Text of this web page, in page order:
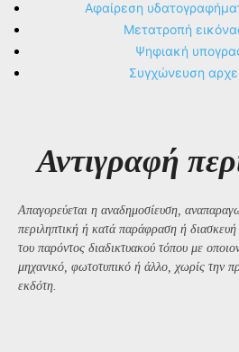
Αφαίρεση
Μετατροπή
Ψηφιακή
Συγχώνευση
Αντιγραφή
Απαγορεύεται η αναδημοσίευση,
περιληπτική ή κατά παράφραση ή
του παρόντος διαδικτυακού τόπου με
μηχανικό, φωτοτυπικό ή άλλο, χωρίς την
εκδότη.